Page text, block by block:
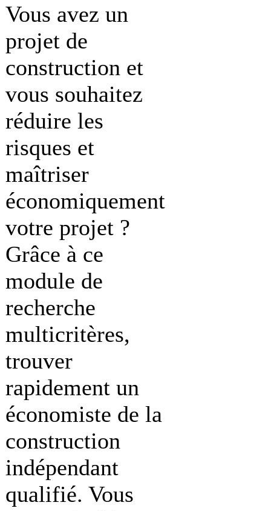
Vous avez un
projet de
construction et
vous souhaitez
réduire les
risques et
maîtriser
économiquement
votre projet ?
Grâce à ce
module de
recherche
multicritères,
trouver
rapidement un
économiste de la
construction
indépendant
qualifié. Vous